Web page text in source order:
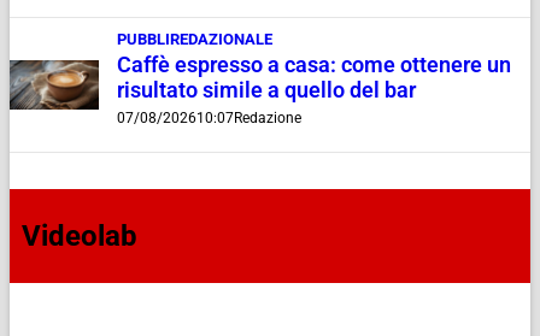
PUBBLIREDAZIONALE
Caffè espresso a casa: come ottenere un
risultato simile a quello del bar
07/08/202610:07Redazione
Videolab